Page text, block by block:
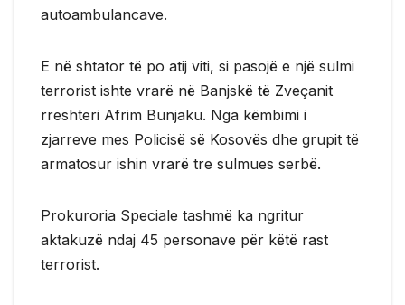
autoambulancave.
E në shtator të po atij viti, si pasojë e një sulmi
terrorist ishte vrarë në Banjskë të Zveçanit
rreshteri Afrim Bunjaku. Nga këmbimi i
zjarreve mes Policisë së Kosovës dhe grupit të
armatosur ishin vrarë tre sulmues serbë.
Prokuroria Speciale tashmë ka ngritur
aktakuzë ndaj 45 personave për këtë rast
terrorist.